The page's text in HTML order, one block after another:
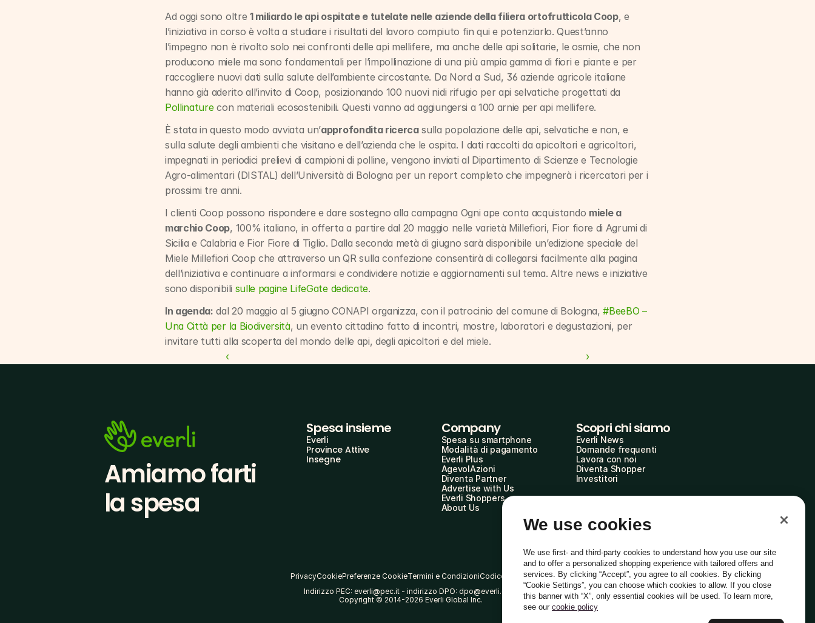
Ad oggi sono oltre 1 miliardo le api ospitate e tutelate nelle aziende della filiera ortofrutticola Coop, e
l’iniziativa in corso è volta a studiare i risultati del lavoro compiuto fin qui e potenziarlo. Quest’anno
l’impegno non è rivolto solo nei confronti delle api mellifere, ma anche delle api solitarie, le osmie, che non
producono miele ma sono fondamentali per l’impollinazione di una più ampia gamma di fiori e piante e per
raccogliere nuovi dati sulla salute dell’ambiente circostante. Da Nord a Sud, 36 aziende agricole italiane
Pollinature con materiali ecosostenibili. Questi vanno ad aggiungersi a 100 arnie per api mellifere.
È stata in questo modo avviata un’approfondita ricerca sulla popolazione delle api, selvatiche e non, e
sulla salute degli ambienti che visitano e dell’azienda che le ospita. I dati raccolti da apicoltori e agricoltori,
impegnati in periodici prelievi di campioni di polline, vengono inviati al Dipartimento di Scienze e Tecnologie
Agro-alimentari (DISTAL) dell’Università di Bologna per un report completo che impegnerà i ricercatori per i
prossimi tre anni.
I clienti Coop possono rispondere e dare sostegno alla campagna Ogni ape conta acquistando miele a
marchio Coop, 100% italiano, in offerta a partire dal 20 maggio nelle varietà Millefiori, Fior fiore di Agrumi di
Sicilia e Calabria e Fior Fiore di Tiglio. Dalla seconda metà di giugno sarà disponibile un’edizione speciale del
Miele Millefiori Coop che attraverso un QR sulla confezione consentirà di collegarsi facilmente alla pagina
dell’iniziativa e continuare a informarsi e condividere notizie e aggiornamenti sul tema. Altre news e iniziative
sono disponibili sulle pagine LifeGate dedicate.
In agenda: dal 20 maggio al 5 giugno CONAPI organizza, con il patrocinio del comune di Bologna, #BeeBO –
Una Città per la Biodiversità, un evento cittadino fatto di incontri, mostre, laboratori e degustazioni, per
invitare tutti alla scoperta del mondo delle api, degli apicoltori e del miele.
‹
›
Amiamo farti
la spesa
Spesa insieme
Everli
Province Attive
Insegne
Company
Spesa su smartphone
Modalità di pagamento
Everli Plus
AgevolAzioni
Diventa Partner
Advertise with Us
Everli Shoppers
About Us
Scopri chi siamo
Everli News
Domande frequenti
Lavora con noi
Diventa Shopper
Investitori
PrivacyCookiePreferenze CookieTermini e CondizioniCodice Etico
Indirizzo PEC: everli@pec.it - indirizzo DPO: dpo@everli.com
Copyright © 2014-2026 Everli Global Inc.
Italiano
We use cookies
We use first- and third-party cookies to understand how you use our site
and to offer a personalized shopping experience with tailored offers and
services. By clicking “Accept”, you agree to all cookies. By clicking
“Cookie Settings”, you can choose which cookies to allow. If you close
this banner with “X”, only essential cookies will be used. To learn more,
see our cookie policy